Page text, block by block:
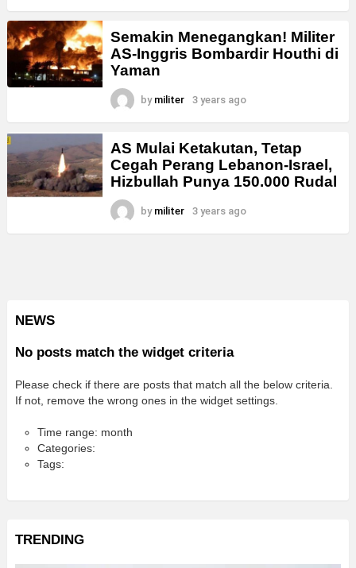
Semakin Menegangkan! Militer
AS-Inggris Bombardir Houthi di
Yaman
by militer 3 years ago
AS Mulai Ketakutan, Tetap
Cegah Perang Lebanon-Israel,
Hizbullah Punya 150.000 Rudal
by militer 3 years ago
NEWS
No posts match the widget criteria
Please check if there are posts that match all the below criteria.
If not, remove the wrong ones in the widget settings.
Time range: month
Categories:
Tags:
TRENDING